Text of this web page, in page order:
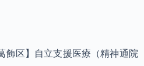
飾区】自立支援医療（精神通院